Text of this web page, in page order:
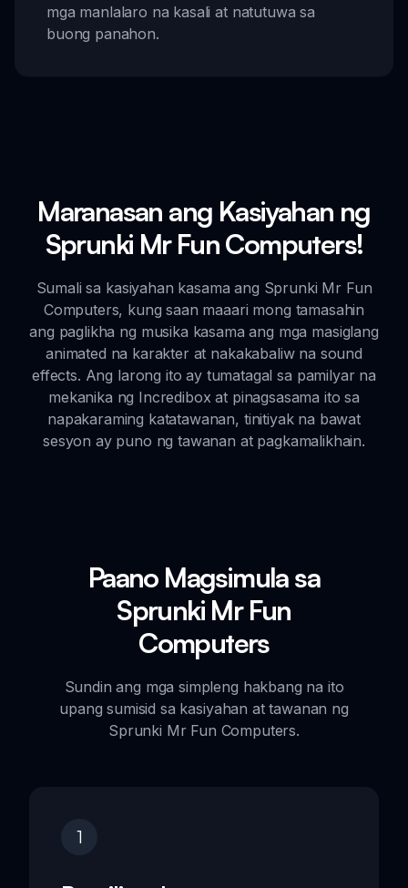
mga manlalaro na kasali at natutuwa sa
buong panahon.
Maranasan ang Kasiyahan ng
Sprunki Mr Fun Computers!
Sumali sa kasiyahan kasama ang Sprunki Mr Fun
Computers, kung saan maaari mong tamasahin
ang paglikha ng musika kasama ang mga masiglang
animated na karakter at nakakabaliw na sound
effects. Ang larong ito ay tumatagal sa pamilyar na
mekanika ng Incredibox at pinagsasama ito sa
napakaraming katatawanan, tinitiyak na bawat
sesyon ay puno ng tawanan at pagkamalikhain.
Paano Magsimula sa
Sprunki Mr Fun
Computers
Sundin ang mga simpleng hakbang na ito
upang sumisid sa kasiyahan at tawanan ng
Sprunki Mr Fun Computers.
1